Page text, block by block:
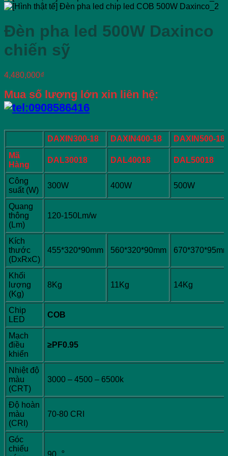
Đèn pha led 500W Daxinco
chiến sỹ
4,480,000₫
Mua số lượng lớn xin liên hệ:
DAXIN300-18 DAXIN400-18
DAXIN500-18
Mã
Hàng
DAL30018 DAL40018 DAL50018
Công
suất (W)
300W 400W 500W
Quang
thông
(Lm)
120-150Lm/w
Kích
thước
(DxRxC)
455*320*90mm 560*320*90mm
Khối
lượng
(Kg)
8Kg 11Kg 14Kg
Chip
LED
COB
Mạch
điều
khiển
≥PF0.95
Nhiệt độ
màu
(CRT)
3000 – 4500 – 6500k
Độ hoàn
màu
(CRI)
70-80 CRI
Góc
chiếu
90︒